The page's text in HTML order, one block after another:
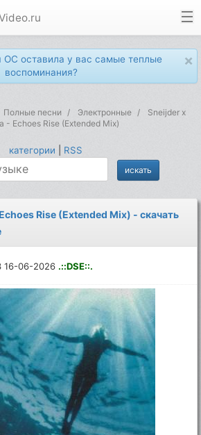
×
ОС оставила у вас самые теплые
воспоминания?
Полные песни Электронные
Sneijder x
- Echoes Rise (Extended Mix)
категории RSS
Rise (Extended Mix) - скачать
16-06-2026 .::DSE::.